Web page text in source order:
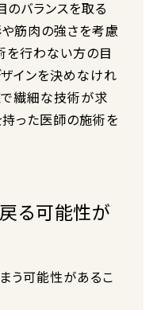
バランスを取る
筋肉の強さを考慮
を行わない方の目
インを決めなけれ
で繊細な技術が求
った医師の施術を
る可能性が
う可能性があるこ